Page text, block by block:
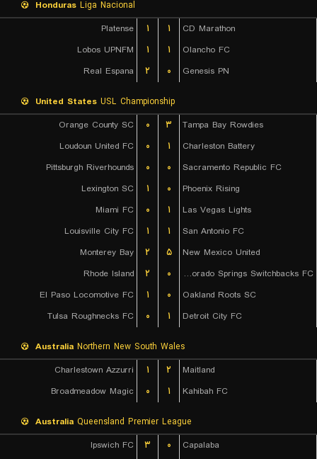
Honduras Liga Nacional
Platense
۱ ۱
CD Marathon
Lobos UPNFM
۱ ۱
Olancho FC
Real Espana
۲ ۰ Genesis PN
United States USL Championship
Orange County SC
۰ ۳
Tampa Bay Rowdies
Loudoun United FC
۰ ۱
Charleston Battery
Pittsburgh Riverhounds
۰ ۰
Sacramento Republic FC
Lexington SC
۱ ۰
Phoenix Rising
Miami FC
۰ ۱
Las Vegas Lights
Louisville City FC
۱ ۱
San Antonio FC
Monterey Bay
۲ ۵
New Mexico United
Rhode Island
۲ ۰
Colorado Springs Switchbacks FC
El Paso Locomotive FC
۱ ۰
Oakland Roots SC
Tulsa Roughnecks FC
۰ ۱ Detroit City FC
Australia Northern New South Wales
Charlestown Azzurri
۱ ۲
Maitland
Broadmeadow Magic
۰ ۱ Kahibah FC
Australia Queensland Premier League
Ipswich FC
۳ ۰
Capalaba